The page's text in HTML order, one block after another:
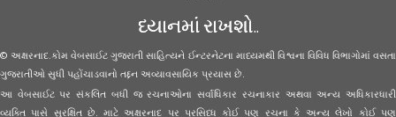
ધ્યાનમાં રાખશો..
© અક્ષરનાદ.કોમ વેબસાઈટ ગુજરાતી સાહિત્યને ઈન્ટરનેટના માધ્યમથી વિશ્વના વિવિધ વિભાગોમાં વસતા
ગુજરાતીઓ સુધી પહોંચાડવાનો તદ્દન અવ્યાવસાયિક પ્રયાસ છે.
આ વેબસાઈટ પર સંકલિત બધી જ રચનાઓના સર્વાધિકાર રચનાકાર અથવા અન્ય અધિકારધારી
વ્યક્તિ પાસે સુરક્ષિત છે. માટે અક્ષરનાદ પર પ્રસિધ્ધ કોઈ પણ રચના કે અન્ય લેખો કોઈ પણ